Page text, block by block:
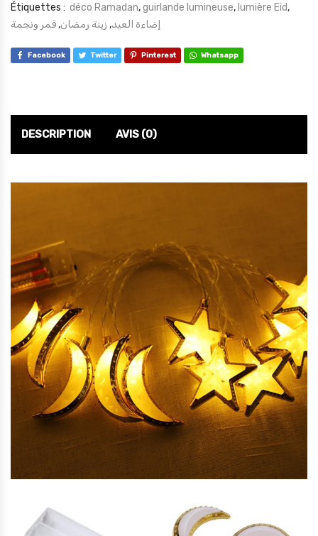
Étiquettes : déco Ramadan,guirlande lumineuse, lumière Eid,
إضاءة العيد, زينة رمضان,قمر ونجمة
Facebook Twitter Pinterest Whatsapp
DESCRIPTION AVIS (0)